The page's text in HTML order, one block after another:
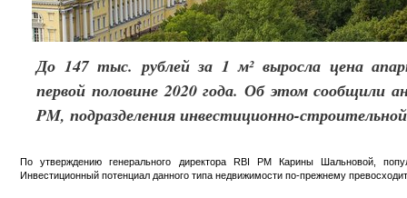
До 147 тыс. рублей за 1 м² выросла цена
первой половине 2020 года. Об этом сообщили
PM, подразделения инвестиционно-
По утверждению генерального директора RBI PM Карины Шальновой,
Инвестиционный потенциал данного типа недвижимости по-прежнему